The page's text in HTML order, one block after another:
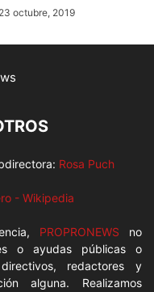
23 octubre, 2019
Rosa Puch
- Wikipedia
PROPRONEWS no
o ayudas públicas o
redactores y
alguna. Realizamos